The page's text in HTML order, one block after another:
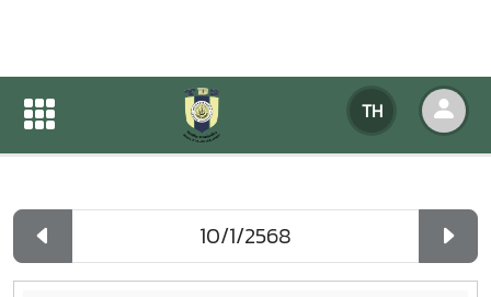
TH
ปฏิทินกิจกรรมของหน่วยงาน
ปฏิทินกิจกรรมของหน่วยงาน